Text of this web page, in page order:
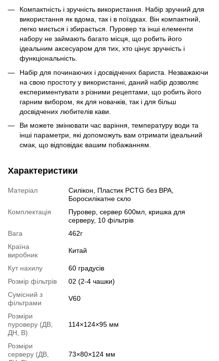
Компактність і зручність використання. Набір зручний для
використання як вдома, так і в поїздках. Він компактний,
легко миється і збирається. Пуровер та інші елементи
набору не займають багато місця, що робить його
ідеальним аксесуаром для тих, хто цінує зручність і
функціональність.
Набір для починаючих і досвідчених бариста. Незважаючи
на свою простоту у використанні, даний набір дозволяє
експериментувати з різними рецептами, що робить його
гарним вибором, як для новачків, так і для більш
досвідчених любителів кави.
Ви можете змінювати час варіння, температуру води та
інші параметри, які допоможуть вам отримати ідеальний
смак, що відповідає вашим побажанням.
Характеристики
Матеріал
Силікон, Пластик PCTG без BPA,
Боросилікатне скло
Комплектація
Пуровер, сервер 600мл, кришка для
серверу, 10 фільтрів
Вага
462г
Країна
виробник
Китай
Кут нахилу
60 градусів
Розмір фільтрів
02 (2-4 чашки)
Сумісний з
фільтрами
V60
Розміри
пуроверу (ДВ,
ДН, В)
114×124×95 мм
Розміри
серверу (ДВ,
73×80×124 мм